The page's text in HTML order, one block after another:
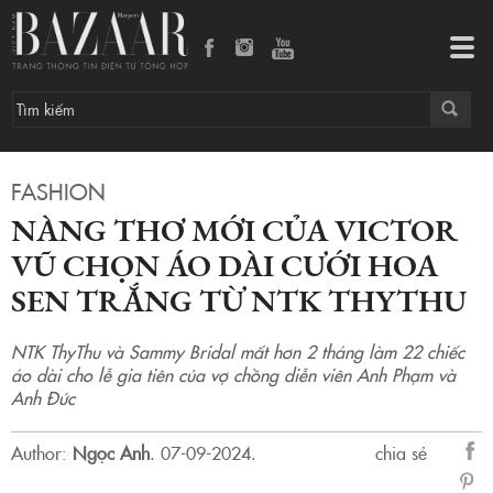
FASHION
NÀNG THƠ MỚI CỦA VICTOR
VŨ CHỌN ÁO DÀI CƯỚI HOA
SEN TRẮNG TỪ NTK THYTHU
NTK ThyThu và Sammy Bridal mất hơn 2 tháng làm 22 chiếc
áo dài cho lễ gia tiên của vợ chồng diễn viên Anh Phạm và
Anh Đức
Author: Ngọc Anh. 07-09-2024.
chia sẻ
sẻ